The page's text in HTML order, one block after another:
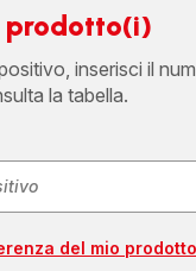
prodotto(i)
inserisci il
la tabella.
del mio